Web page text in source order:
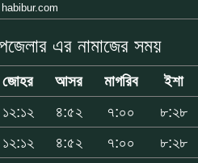
এর নামাজের সময়
জোহর আসর মাগরিব
ইশা
১২:১২ ৪:৫২ ৭:০০
৮:২৮
১২:১২ ৪:৫২ ৭:০০
৮:২৮